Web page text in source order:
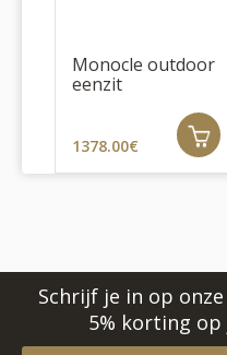
Monocle outdoor
eenzit
1378.00€
Schrijf je in op
5% korting op